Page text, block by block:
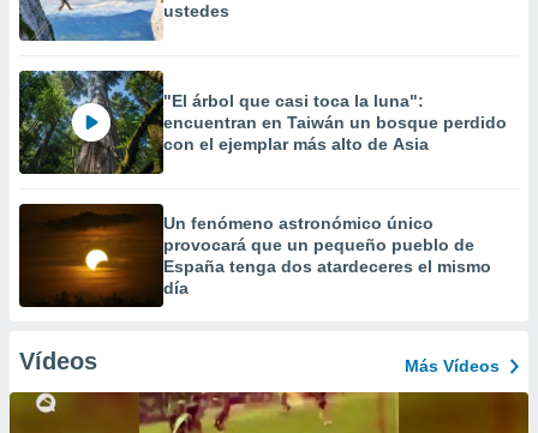
ustedes
"El árbol que casi toca la luna":
encuentran en Taiwán un bosque perdido
con el ejemplar más alto de Asia
Un fenómeno astronómico único
provocará que un pequeño pueblo de
España tenga dos atardeceres el mismo
día
Vídeos Más Vídeos